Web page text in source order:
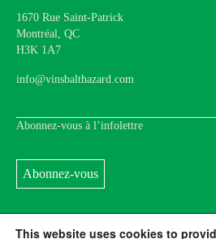
1670 Rue Saint-Patrick
Montréal, QC
H3K 1A7
info@vinsbalthazard.com
Abonnez-vous à l’infolettre
Abonnez-vous
This website uses cookies to